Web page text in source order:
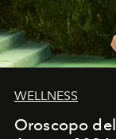
WELLNESS
Oroscopo